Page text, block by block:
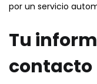
por un servicio
Tu
contacto